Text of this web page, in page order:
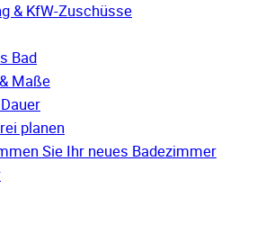
& KfW-Zuschüsse
Bad
Maße
planen
Sie Ihr neues Badezimmer